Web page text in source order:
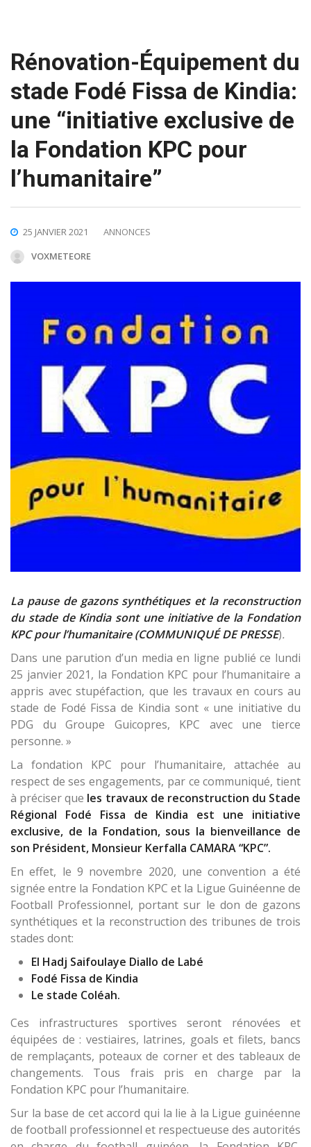
Rénovation-Équipement du
stade Fodé Fissa de Kindia:
une “initiative exclusive de
la Fondation KPC pour
l’humanitaire”
25 JANVIER 2021
ANNONCES
VOXMETEORE
La pause de gazons synthétiques et la reconstruction
du stade de Kindia sont une initiative de la Fondation
KPC pour l’humanitaire (COMMUNIQUÉ DE PRESSE).
Dans une parution d’un media en ligne publié ce lundi
25 janvier 2021, la Fondation KPC pour l’humanitaire a
appris avec stupéfaction, que les travaux en cours au
stade de Fodé Fissa de Kindia sont « une initiative du
PDG du Groupe Guicopres, KPC avec une tierce
personne. »
La fondation KPC pour l’humanitaire, attachée au
respect de ses engagements, par ce communiqué, tient
à préciser que les travaux de reconstruction du Stade
Régional Fodé Fissa de Kindia est une initiative
exclusive, de la Fondation, sous la bienveillance de
son Président, Monsieur Kerfalla CAMARA “KPC”.
En effet, le 9 novembre 2020, une convention a été
signée entre la Fondation KPC et la Ligue Guinéenne de
Football Professionnel, portant sur le don de gazons
synthétiques et la reconstruction des tribunes de trois
stades dont:
El Hadj Saifoulaye Diallo de Labé
Fodé Fissa de Kindia
Le stade Coléah.
Ces infrastructures sportives seront rénovées et
équipées de : vestiaires, latrines, goals et filets, bancs
de remplaçants, poteaux de corner et des tableaux de
changements. Tous frais pris en charge par la
Fondation KPC pour l’humanitaire.
Sur la base de cet accord qui la lie à la Ligue guinéenne
de football professionnel et respectueuse des autorités